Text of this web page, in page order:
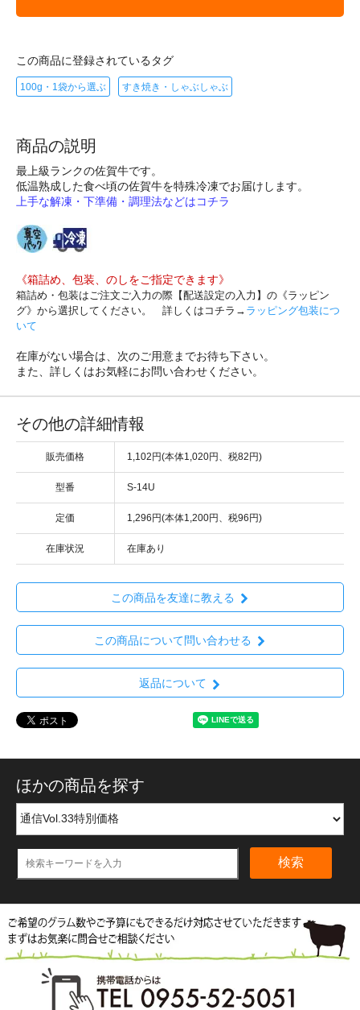
この商品に登録されているタグ
100g・1袋から選ぶ すき焼き・しゃぶしゃぶ
商品の説明
最上級ランクの佐賀牛です。
低温熟成した食べ頃の佐賀牛を特殊冷凍でお届けします。
上手な解凍・下準備・調理法などはコチラ
《箱詰め、包装、のしをご指定できます》
箱詰め・包装はご注文ご入力の際【配送設定の入力】の《ラッピン
グ》から選択してください。 詳しくはコチラ→ ラッピング包装につ
いて
在庫がない場合は、次のご用意までお待ち下さい。
また、詳しくはお気軽にお問い合わせください。
その他の詳細情報
販売価格 1,102円(本体1,020円、税82円)
型番 S-14U
定価 1,296円(本体1,200円、税96円)
在庫状況 在庫あり
この商品を友達に教える
この商品について問い合わせる
返品について
ほかの商品を探す
検索